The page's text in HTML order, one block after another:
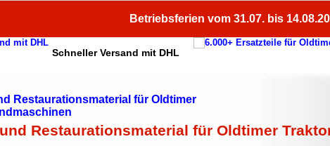
Betriebsferien vom 31.07. bis
Schneller Versand mit DHL
Restaurationsmaterial für Oldtimer